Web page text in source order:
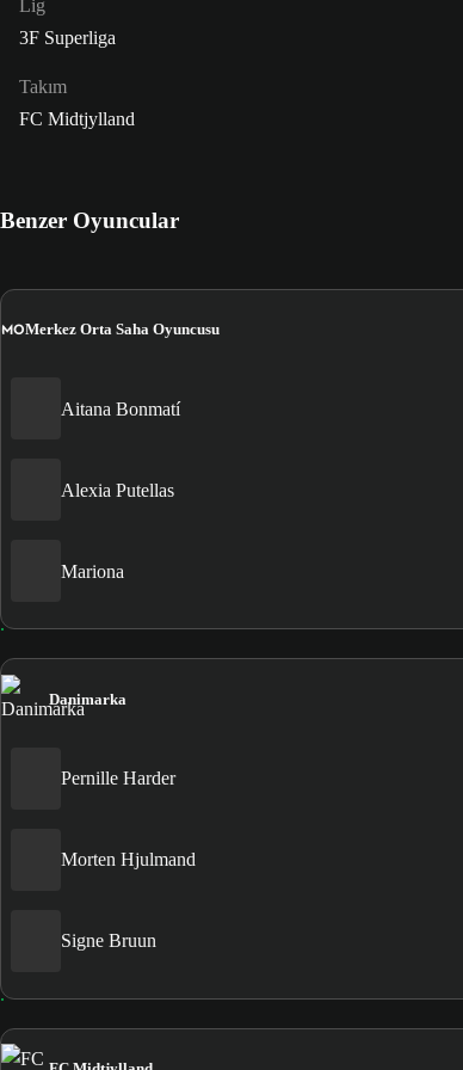
Lig
3F Superliga
Takım
FC Midtjylland
Benzer Oyuncular
MOMerkez Orta Saha Oyuncusu
Aitana Bonmatí
Alexia Putellas
Mariona
Danimarka
Pernille Harder
Morten Hjulmand
Signe Bruun